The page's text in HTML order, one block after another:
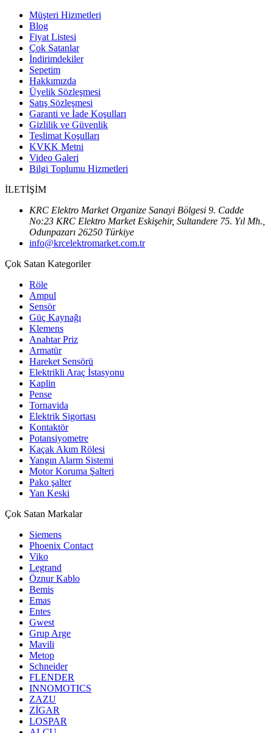
Müşteri Hizmetleri
Blog
Fiyat Listesi
Çok Satanlar
İndirimdekiler
Sepetim
Hakkımızda
Üyelik Sözleşmesi
Satış Sözleşmesi
Garanti ve İade Koşulları
Gizlilik ve Güvenlik
Teslimat Koşulları
KVKK Metni
Video Galeri
Bilgi Toplumu Hizmetleri
İLETİŞİM
KRC Elektro Market Organize Sanayi Bölgesi 9. Cadde
No:23 KRC Elektro Market Eskişehir, Sultandere 75. Yıl Mh.,
Odunpazarı 26250 Türkiye
info@krcelektromarket.com.tr
Çok Satan Kategoriler
Röle
Ampul
Sensör
Güç Kaynağı
Klemens
Anahtar Priz
Armatür
Hareket Sensörü
Elektrikli Araç İstasyonu
Kaplin
Pense
Tornavida
Elektrik Sigortası
Kontaktör
Potansiyometre
Kaçak Akım Rölesi
Yangın Alarm Sistemi
Motor Koruma Şalteri
Pako şalter
Yan Keski
Çok Satan Markalar
Siemens
Phoenix Contact
Viko
Legrand
Öznur Kablo
Bemis
Emas
Entes
Gwest
Grup Arge
Mavili
Metop
Schneider
FLENDER
INNOMOTICS
ZAZU
ZİGAR
LOSPAR